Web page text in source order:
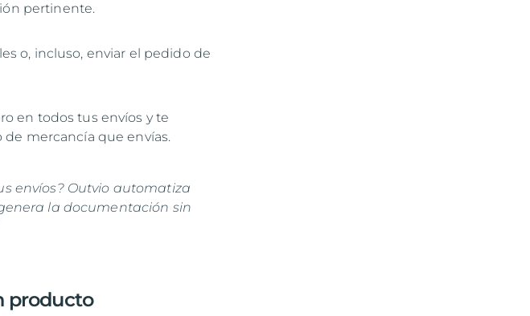
pertinente.
o, incluso, enviar el pedido de
en todos tus envíos y te
mercancía que envías.
envíos? Outvio automatiza
la documentación sin
producto